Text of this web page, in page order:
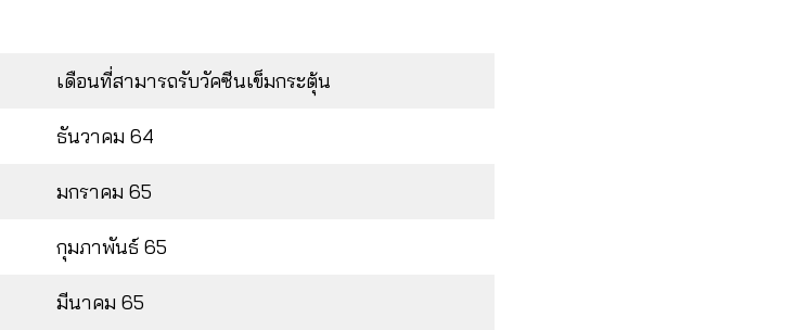
เดือนที่สามารถรับวัคซีนเข็มกระตุ้น
ธันวาคม 64
มกราคม 65
กุมภาพันธ์​ 65
มีนาคม 65